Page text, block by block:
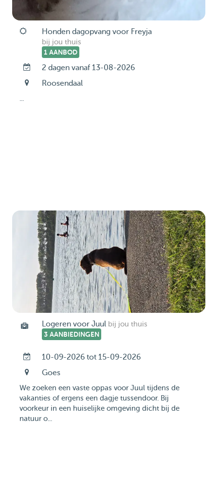
Honden dagopvang voor Freyja
bij jou thuis
1 AANBOD
2 dagen vanaf 13-08-2026
Roosendaal
...
Logeren voor Juul bij jou thuis
3 AANBIEDINGEN
10-09-2026 tot 15-09-2026
Goes
We zoeken een vaste oppas voor Juul tijdens de
vakanties of ergens een dagje tussendoor. Bij
voorkeur in een huiselijke omgeving dicht bij de
natuur o...